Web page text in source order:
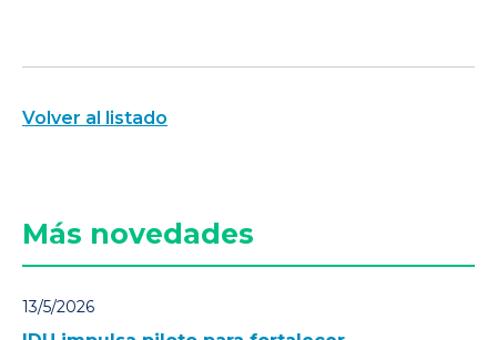
Volver al listado
Más novedades
13/5/2026